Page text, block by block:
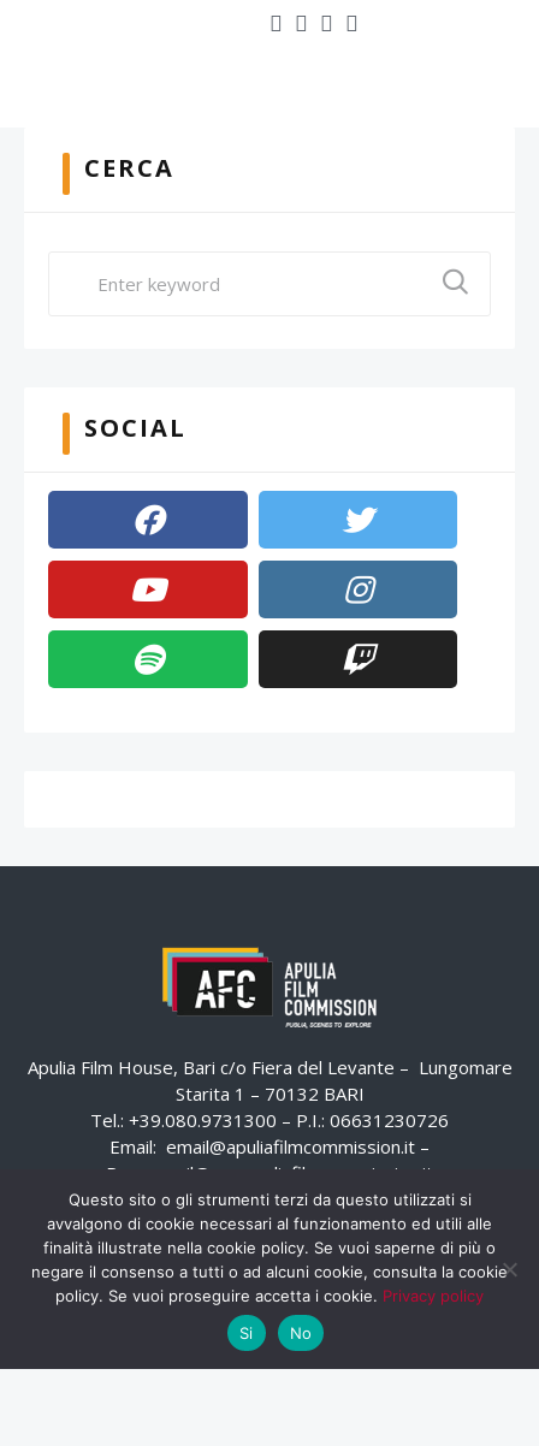
CERCA
SOCIAL
Apulia Film House, Bari c/o Fiera del Levante – Lungomare
Starita 1 – 70132 BARI
Tel.: +39.080.9731300 – P.I.: 06631230726
Email: email@apuliafilmcommission.it –
Pec:
email@pec.apuliafilmcommission.it
Questo sito o gli strumenti terzi da questo utilizzati si
avvalgono di cookie necessari al funzionamento ed utili alle
finalità illustrate nella cookie policy. Se vuoi saperne di più o
negare il consenso a tutti o ad alcuni cookie, consulta la cookie
policy. Se vuoi proseguire accetta i cookie. Privacy policy
Si
No